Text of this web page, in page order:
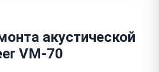
акустической
VM-70